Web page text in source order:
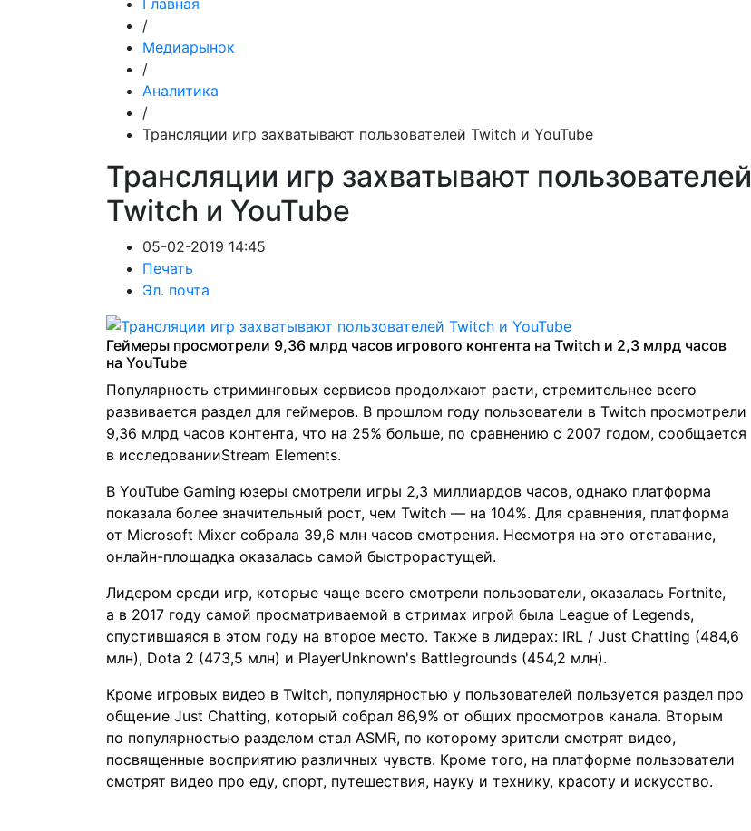
Главная
/
Медиарынок
/
Аналитика
/
Трансляции игр захватывают пользователей Twitch и YouTube
Трансляции игр захватывают пользователей
Twitch и YouTube
05-02-2019 14:45
Печать
Эл. почта
Геймеры просмотрели 9,36 млрд часов игрового контента на Twitch и 2,3 млрд часов
на YouTube
Популярность стриминговых сервисов продолжают расти, стремительнее всего
развивается раздел для геймеров. В прошлом году пользователи в Twitch просмотрели
9,36 млрд часов контента, что на 25% больше, по сравнению с 2007 годом, сообщается
в исследованииStream Elements.
В YouTube Gaming юзеры смотрели игры 2,3 миллиардов часов, однако платформа
показала более значительный рост, чем Twitch — на 104%. Для сравнения, платформа
от Microsoft Mixer собрала 39,6 млн часов смотрения. Несмотря на это отставание,
онлайн-площадка оказалась самой быстрорастущей.
Лидером среди игр, которые чаще всего смотрели пользователи, оказалась Fortnite,
а в 2017 году самой просматриваемой в стримах игрой была League of Legends,
спустившаяся в этом году на второе место. Также в лидерах: IRL / Just Chatting (484,6
млн), Dota 2 (473,5 млн) и PlayerUnknown's Battlegrounds (454,2 млн).
Кроме игровых видео в Twitch, популярностью у пользователей пользуется раздел про
общение Just Chatting, который собрал 86,9% от общих просмотров канала. Вторым
по популярностью разделом стал ASMR, по которому зрители смотрят видео,
посвященные восприятию различных чувств. Кроме того, на платформе пользователи
смотрят видео про еду, спорт, путешествия, науку и технику, красоту и искусство.